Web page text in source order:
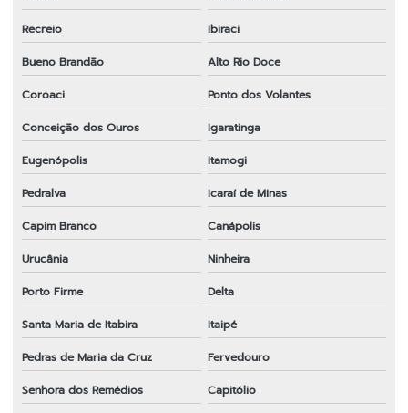
Recreio
Ibiraci
Bueno Brandão
Alto Rio Doce
Coroaci
Ponto dos Volantes
Conceição dos Ouros
Igaratinga
Eugenópolis
Itamogi
Pedralva
Icaraí de Minas
Capim Branco
Canápolis
Urucânia
Ninheira
Porto Firme
Delta
Santa Maria de Itabira
Itaipé
Pedras de Maria da Cruz
Fervedouro
Senhora dos Remédios
Capitólio